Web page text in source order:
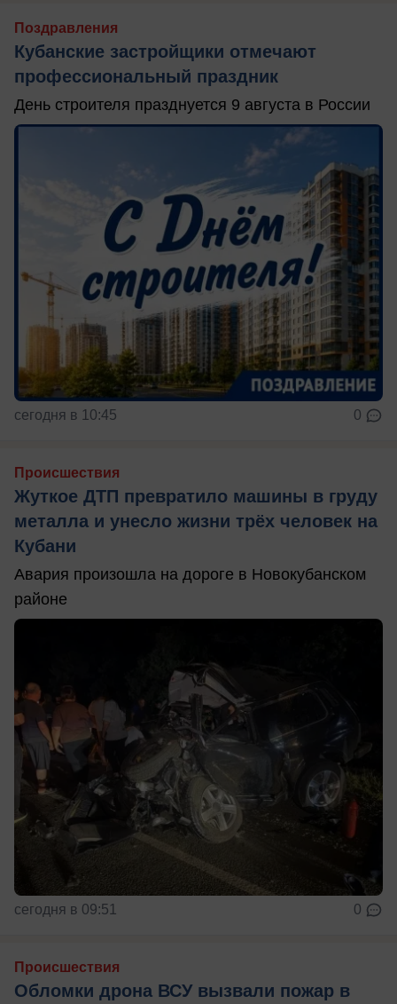
Поздравления
Кубанские застройщики отмечают
профессиональный праздник
День строителя празднуется 9 августа в России
сегодня в 10:45 0
Происшествия
Жуткое ДТП превратило машины в груду
металла и унесло жизни трёх человек на
Кубани
Авария произошла на дороге в Новокубанском
районе
сегодня в 09:51 0
Происшествия
Обломки дрона ВСУ вызвали пожар в